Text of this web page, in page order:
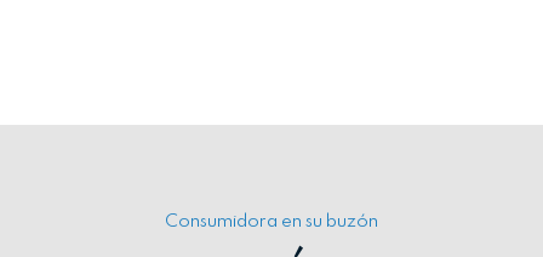
Consumidora en su buzón